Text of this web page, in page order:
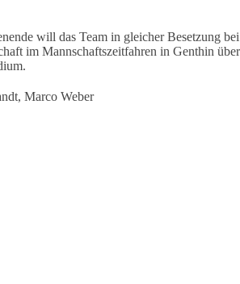
will das Team in gleicher Besetzung bei
im Mannschaftszeitfahren in Genthin über
Marco Weber